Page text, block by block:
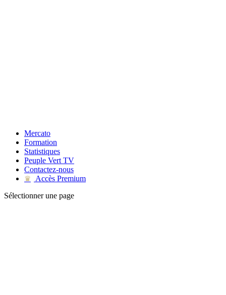
Mercato
Formation
Statistiques
Peuple Vert TV
Contactez-nous
♛
Accès Premium
Sélectionner une page